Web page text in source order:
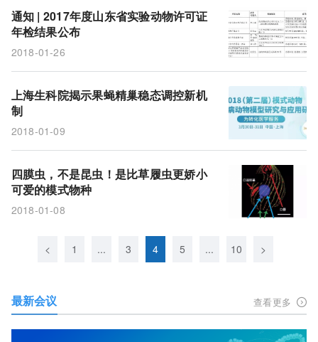
通知 | 2017年度山东省实验动物许可证
年检结果公布
2018-01-26
上海生科院揭示果蝇精巢稳态调控新机
制
2018-01-09
四膜虫，不是昆虫！是比草履虫更娇小
可爱的模式物种
2018-01-08
< 1 ... 3 4 5 ... 10 >
最新会议 查看更多